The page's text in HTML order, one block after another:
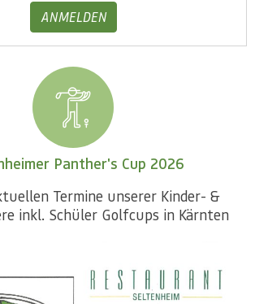
ANMELDEN
Panther's Cup 2026
Termine unserer Kinder- &
inkl. Schüler Golfcups in Kärnten